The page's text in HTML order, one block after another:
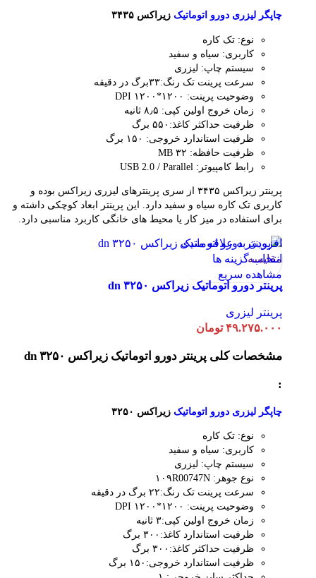
چاپگر لیزری دورو اتوماتیک زیراکس ۳۴۳۵
نوع: تک کاره
کاربری: سیاه و سفید
سیستم چاپ: لیزری
سرعت پرینت تک رنگ:۳۳برگ در دقیقه
وضوحیت پرینت: ۱۲۰۰*۱۲۰۰ DPI
زمان خروج اولین کپی: ۸٫۵ ثانیه
ظرفیت حداکثر کاغذ:۵۵۰ برگ
ظرفیت استاندارد خروجی: ۱۵۰ برگ
ظرفیت حافظه: ۳۲ MB
رابط کامپیوتر: USB 2.0 / Parallel
پرینتر زیراکس ۳۴۳۵ از سری پرینترهای لیزری زیراکس بوده و
کاربری تک کاره سیاه و سفید دارد. این پرینتر ابعاد کوچکی داشته و
برای استفاده در میز کار یا محیط های خانگی کاربرد مناسبی دارد.
افزودن به علاقه مندی
انتخاب گزینه ها
مشاهده سریع
مقایسه
پرینتر دورو اتوماتیک زیراکس dn ۳۲۵۰
پرینتر لیزری
۴۹.۲۷۵.۰۰۰ تومان
مشخصات کلی پرینتر دورو اتوماتیک زیراکس dn ۳۲۵۰
:
چاپگر لیزری دورو اتوماتیک زیراکس ۳۲۵۰
نوع: تک کاره
کاربری: سیاه و سفید
سیستم چاپ: لیزری
نوع جوهر: ۱۰۹R00747N
سرعت پرینت تک رنگ:۲۲ برگ در دقیقه
وضوحیت پرینت: ۱۲۰۰*۱۲۰۰ DPI
زمان خروج اولین کپی:۳ ثانیه
ظرفیت استاندارد کاغذ:۳۰۰ برگ
ظرفیت حداکثر کاغذ:۳۰۰ برگ
ظرفیت استاندارد خروجی:۱۵۰ برگ